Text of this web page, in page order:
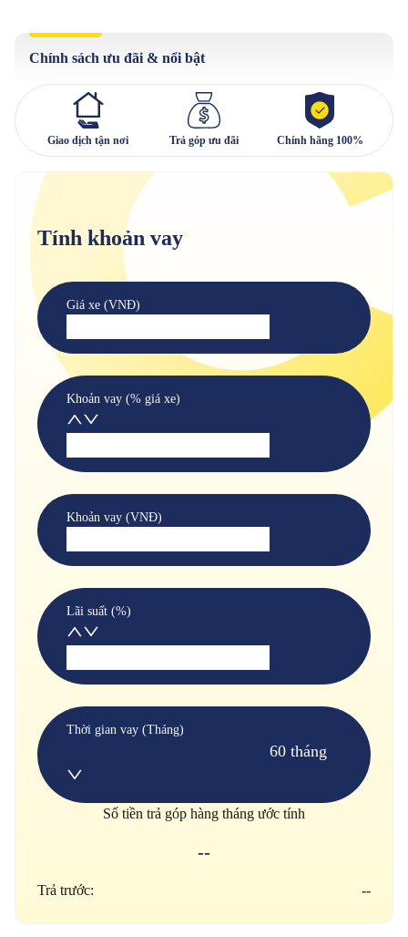
Chính sách ưu đãi & nổi bật
Giao dịch tận nơi Trả góp ưu đãi Chính hãng 100%
Tính khoản vay
Giá xe (VNĐ)
Khoản vay (% giá xe)
Khoản vay (VNĐ)
Lãi suất (%)
Thời gian vay (Tháng)
60 tháng
Số tiền trả góp hàng tháng ước tính
--
Trả trước: --